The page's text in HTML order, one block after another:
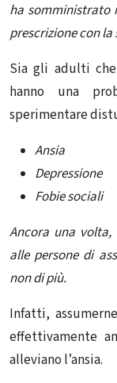
ha somministrato
prescrizione con
Sia gli adulti
hanno una
sperimentare
Ansia
Depressione
Fobie sociali
Ancora una volta,
alle persone di
non di più.
Infatti,
effettivamente
alleviano l’ansia.